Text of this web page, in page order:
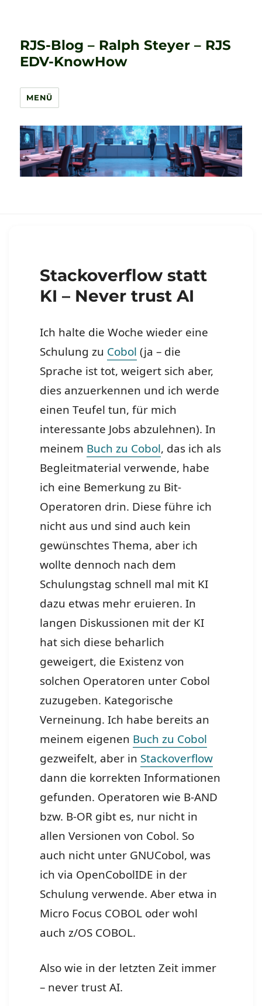
RJS-Blog – Ralph Steyer – RJS
EDV-KnowHow
MENÜ
Stackoverflow statt
KI – Never trust AI
Ich halte die Woche wieder eine
Schulung zu Cobol (ja – die
Sprache ist tot, weigert sich aber,
dies anzuerkennen und ich werde
einen Teufel tun, für mich
interessante Jobs abzulehnen). In
meinem Buch zu Cobol, das ich als
Begleitmaterial verwende, habe
ich eine Bemerkung zu Bit-
Operatoren drin. Diese führe ich
nicht aus und sind auch kein
gewünschtes Thema, aber ich
wollte dennoch nach dem
Schulungstag schnell mal mit KI
dazu etwas mehr eruieren. In
langen Diskussionen mit der KI
hat sich diese beharlich
geweigert, die Existenz von
solchen Operatoren unter Cobol
zuzugeben. Kategorische
Verneinung. Ich habe bereits an
meinem eigenen Buch zu Cobol
gezweifelt, aber in Stackoverflow
dann die korrekten Informationen
gefunden. Operatoren wie B-AND
bzw. B-OR gibt es, nur nicht in
allen Versionen von Cobol. So
auch nicht unter GNUCobol, was
ich via OpenCobolIDE in der
Schulung verwende. Aber etwa in
Micro Focus COBOL oder wohl
auch z/OS COBOL.
Also wie in der letzten Zeit immer
– never trust AI.